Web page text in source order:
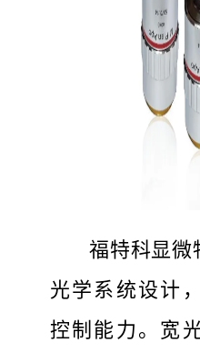
福特科显微
光学系统设计
控制能力。宽